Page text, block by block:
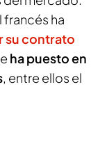
francés ha
su contrato
ha puesto en
, entre ellos el